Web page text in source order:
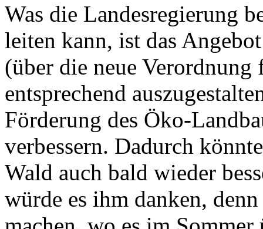
Was die Landesregierung
leiten kann, ist das
(über die neue
entsprechend
Förderung des Öko-
verbessern. Dadurch
Wald auch bald wieder
würde es ihm danken,